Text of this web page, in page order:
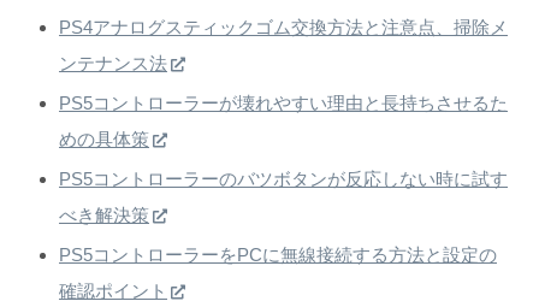
PS4アナログスティックゴム交換方法と注意点、掃除メ
ンテナンス法
PS5コントローラーが壊れやすい理由と長持ちさせるた
めの具体策
PS5コントローラーのバツボタンが反応しない時に試す
べき解決策
PS5コントローラーをPCに無線接続する方法と設定の
確認ポイント